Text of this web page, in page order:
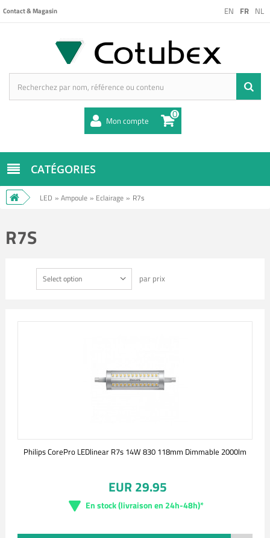
EN FR NL
Contact & Magasin
Mon compte 0
CATÉGORIES
LED » Ampoule » Eclairage » R7s
R7S
Select option par prix
Philips CorePro LEDlinear R7s 14W 830 118mm Dimmable 2000lm
EUR 29.95
En stock (livraison en 24h-48h)*